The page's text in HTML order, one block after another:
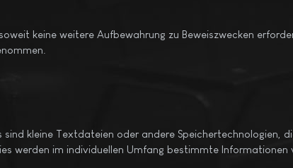
keine weitere Aufbewahrung zu Beweiszwecken
kleine Textdateien oder andere Speichertechnologien,
werden im individuellen Umfang bestimmte Informationen